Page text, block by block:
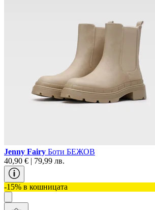
Jenny Fairy Боти БЕЖОВ
40,90 € | 79,99 лв.
-15% в кошницата